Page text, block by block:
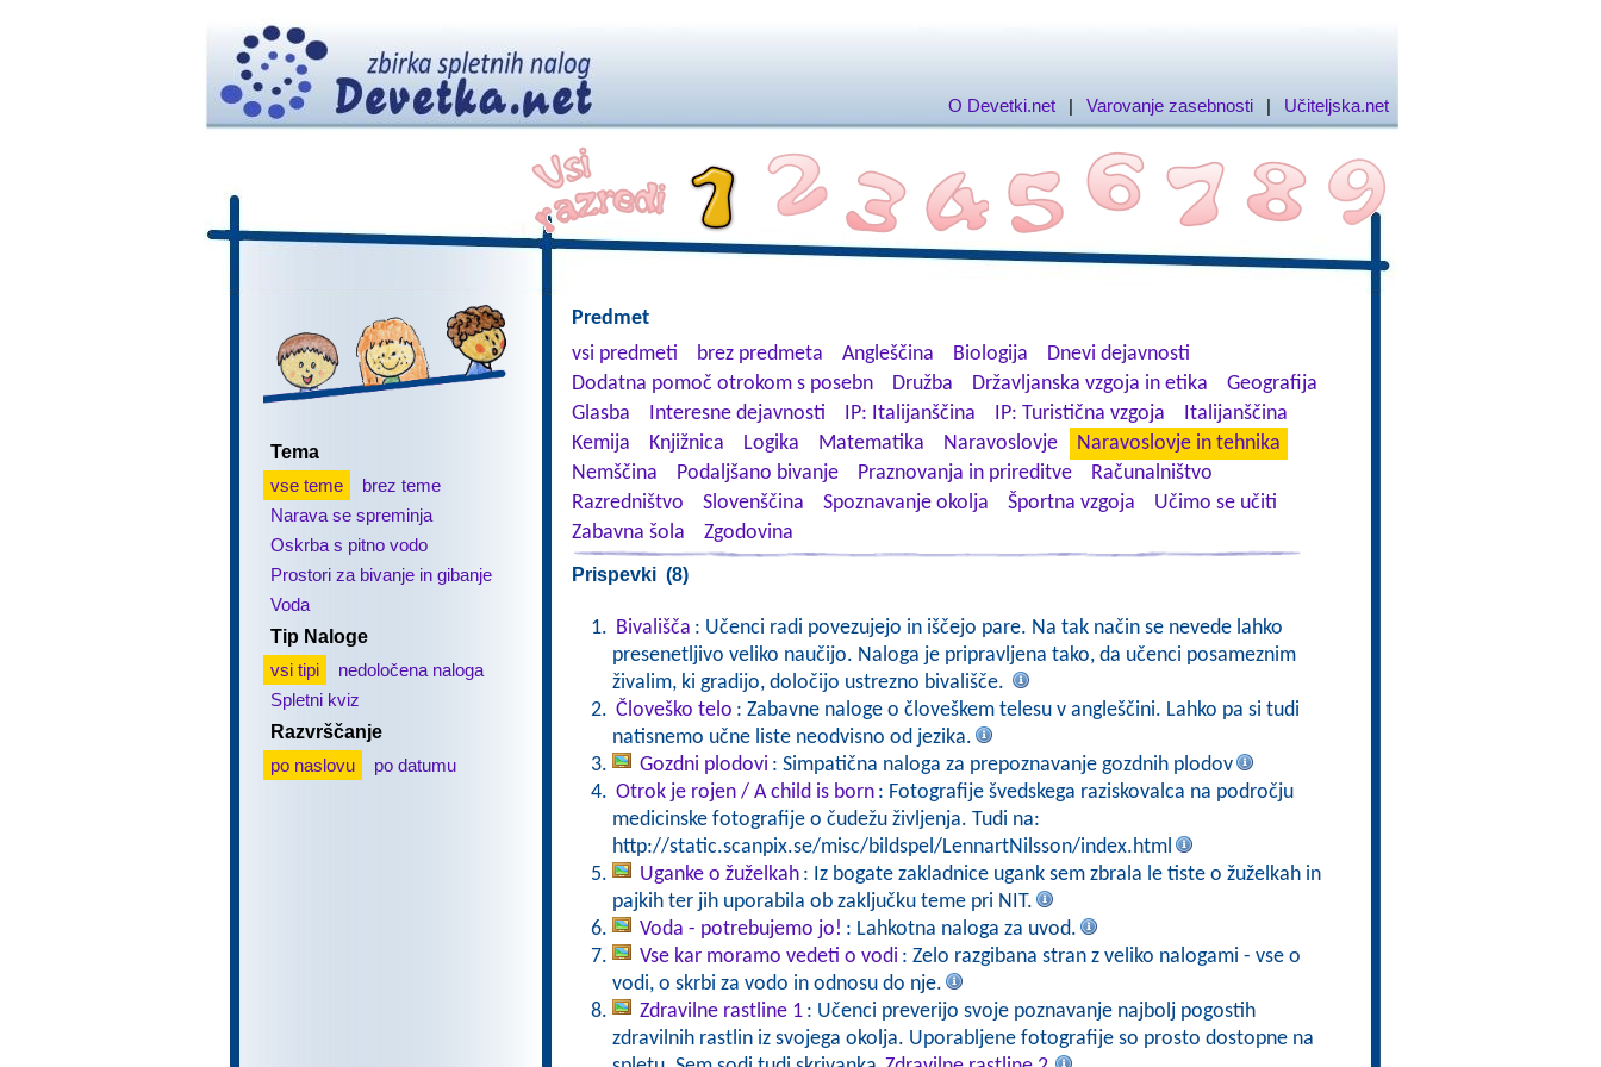
O Devetki.net | Varovanje zasebnosti | Učiteljska.net
Tema
vse teme
brez teme
Narava se spreminja
Oskrba s pitno vodo
Prostori za bivanje in gibanje
Voda
Tip Naloge
vsi tipi
nedoločena naloga
Spletni kviz
Razvrščanje
po naslovu
po datumu
Predmet
vsi predmeti
brez predmeta Angleščina Biologija
Dnevi dejavnosti
Dodatna pomoč otrokom s posebn
Družba Državljanska vzgoja in etika
Geografija
Glasba
Interesne dejavnosti IP: Italijanščina IP: Turistična vzgoja
Italijanščina
Kemija
Knjižnica Logika Matematika Naravoslovje
Naravoslovje in tehnika
Nemščina
Podaljšano bivanje Praznovanja in prireditve
Računalništvo
Razredništvo
Slovenščina Spoznavanje okolja Športna vzgoja
Učimo se učiti
Zabavna šola
Zgodovina
Prispevki (8)
Bivališča : Učenci radi povezujejo in iščejo pare. Na tak način se nevede lahko
presenetljivo veliko naučijo. Naloga je pripravljena tako, da učenci posameznim
živalim, ki gradijo, določijo ustrezno bivališče.
Človeško telo : Zabavne naloge o človeškem telesu v angleščini. Lahko pa si tudi
natisnemo učne liste neodvisno od jezika.
Gozdni plodovi : Simpatična naloga za prepoznavanje gozdnih plodov
Otrok je rojen / A child is born : Fotografije švedskega raziskovalca na področju
medicinske fotografije o čudežu življenja. Tudi na:
http://static.scanpix.se/misc/bildspel/LennartNilsson/index.html
Uganke o žuželkah : Iz bogate zakladnice ugank sem zbrala le tiste o žuželkah in
pajkih ter jih uporabila ob zaključku teme pri NIT.
Voda - potrebujemo jo! : Lahkotna naloga za uvod.
Vse kar moramo vedeti o vodi : Zelo razgibana stran z veliko nalogami - vse o
vodi, o skrbi za vodo in odnosu do nje.
Zdravilne rastline 1 : Učenci preverijo svoje poznavanje najbolj pogostih
zdravilnih rastlin iz svojega okolja. Uporabljene fotografije so prosto dostopne na